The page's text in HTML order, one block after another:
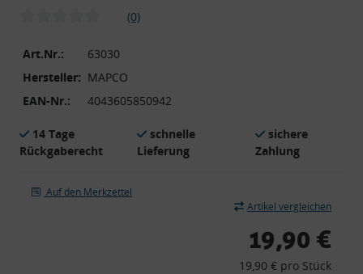
(0)
Art.Nr.:
63030
Hersteller: MAPCO
EAN-Nr.:
4043605850942
14 Tage
Rückgaberecht
schnelle
Lieferung
sichere
Zahlung
Auf den Merkzettel
Artikel vergleichen
19,90 €
19,90 € pro Stück